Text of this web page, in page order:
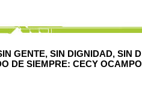
GENTE, SIN DIGNIDAD, SIN
DE SIEMPRE: CECY OCAMPO